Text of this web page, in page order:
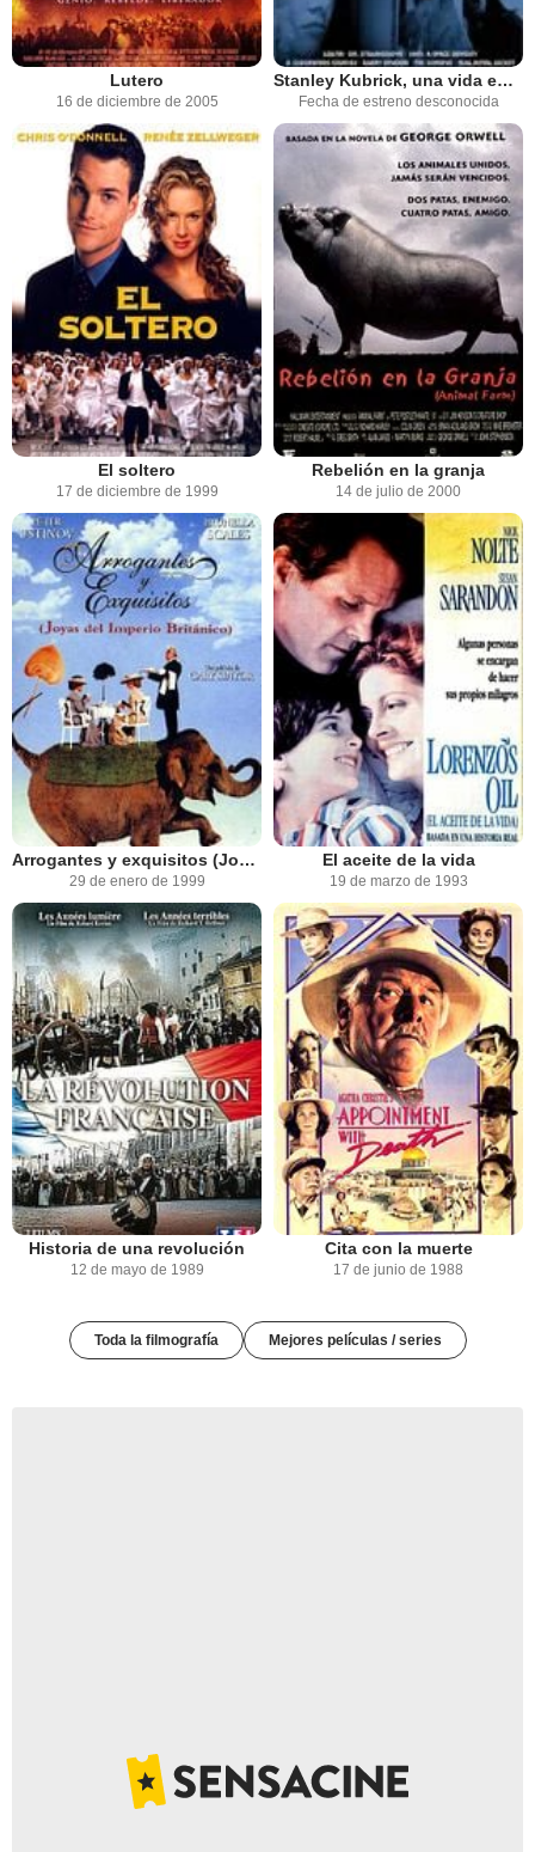
Lutero
16 de diciembre de 2005
Stanley Kubrick, una vida en imágenes
Fecha de estreno desconocida
El soltero
17 de diciembre de 1999
Rebelión en la granja
14 de julio de 2000
Arrogantes y exquisitos (Joyas del Imperio Británico)
29 de enero de 1999
El aceite de la vida
19 de marzo de 1993
Historia de una revolución
12 de mayo de 1989
Cita con la muerte
17 de junio de 1988
Toda la filmografía Mejores películas / series